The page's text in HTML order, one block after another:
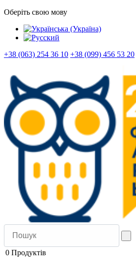
Оберіть свою мову
+38 (063) 254 36 10 +38 (099) 456 53 20
0 Продуктів